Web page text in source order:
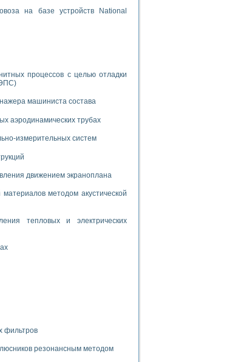
типовых химико-технологических процессов
инженерии
на основе Multisim
по интерфейсу RS232
на базе устройств National
процессов с целью отладки
машиниста состава
аэродинамических трубах
измерительных систем
движением экраноплана
методом акустической
тепловых и электрических
фильтров
резонансным методом